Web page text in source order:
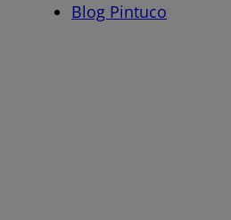
Blog Pintuco